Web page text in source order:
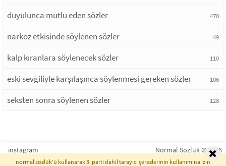
duyulunca mutlu eden sözler 470
narkoz etkisinde söylenen sözler 49
kalp kıranlara söylenecek sözler 110
eski sevgiliyle karşılaşınca söylenmesi gereken sözler 106
seksten sonra söylenen sözler 128
instagram Normal Sözlük © 2026
normal sözlük'ü kullanarak 3. parti dahil tarayıcı çerezlerinin kullanımına izin